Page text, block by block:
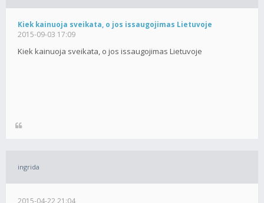
Kiek kainuoja sveikata, o jos issaugojimas Lietuvoje
2015-09-03 17:09
Kiek kainuoja sveikata, o jos issaugojimas Lietuvoje
ingrida